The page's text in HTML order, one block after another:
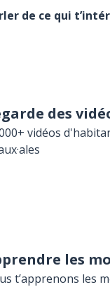
de ce qui
des
vidéos
les
t’apprenons les